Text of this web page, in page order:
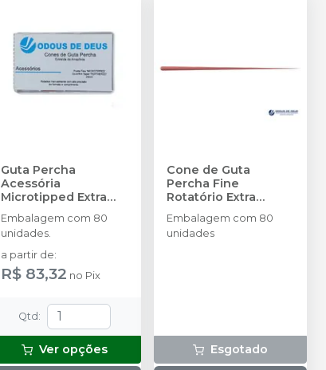
Guta Percha
Acessória
Microtipped Extra
- ODOUS DE DEUS
Embalagem com 80
unidades.
a partir de:
R$ 83,32 no Pix
Qtd :
Ver opções
Cone de Guta
Percha Fine
Rotatório Extra
ODOUS DE DEUS
Embalagem com 80
unidades
Esgotado